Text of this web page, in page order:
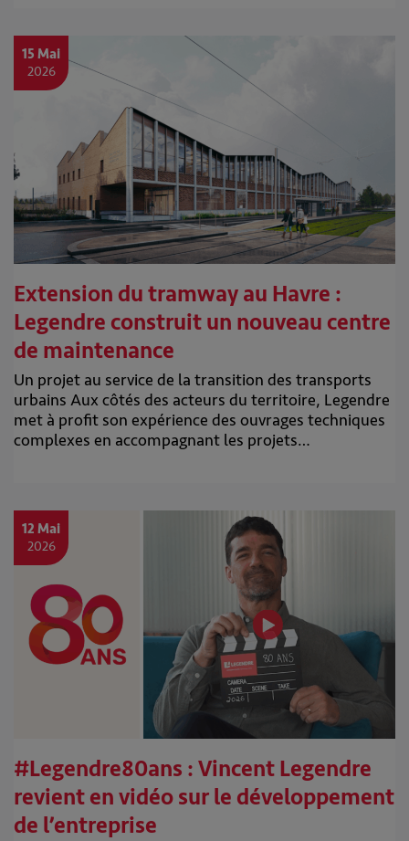
15 Mai
2026
Extension du tramway au Havre :
Legendre construit un nouveau centre
de maintenance
Un projet au service de la transition des transports
urbains Aux côtés des acteurs du territoire, Legendre
met à profit son expérience des ouvrages techniques
complexes en accompagnant les projets…
12 Mai
2026
#Legendre80ans : Vincent Legendre
revient en vidéo sur le développement
de l’entreprise